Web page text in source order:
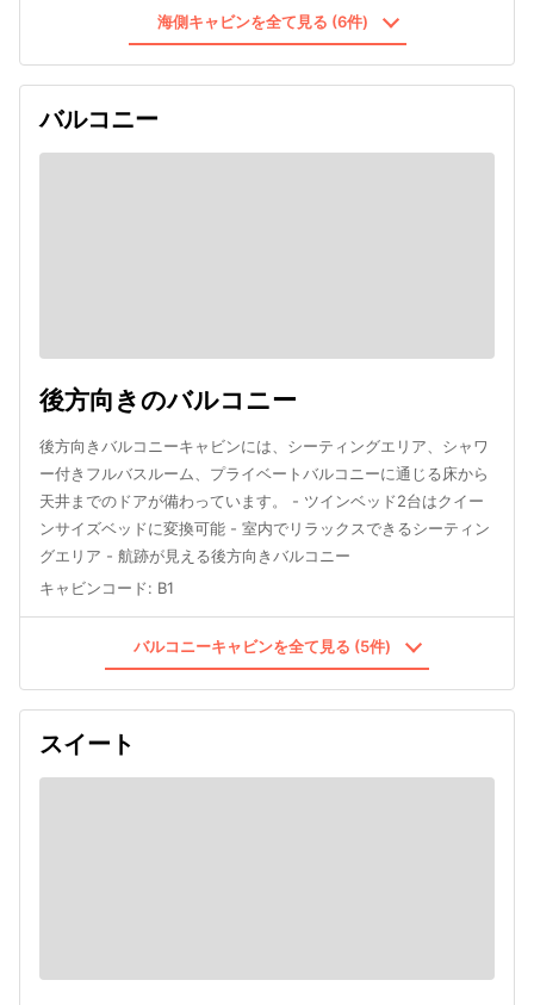
海側キャビンを全て見る (6件)
バルコニー
後方向きのバルコニー
後方向きバルコニーキャビンには、シーティングエリア、シャワ
ー付きフルバスルーム、プライベートバルコニーに通じる床から
天井までのドアが備わっています。 - ツインベッド2台はクイー
ンサイズベッドに変換可能 - 室内でリラックスできるシーティン
グエリア - 航跡が見える後方向きバルコニー
キャビンコード: B1
バルコニーキャビンを全て見る (5件)
スイート